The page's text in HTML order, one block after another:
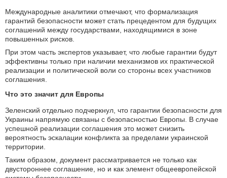
Международные аналитики отмечают, что формализация
гарантий безопасности может стать прецедентом для будущих
соглашений между государствами, находящимися в зоне
повышенных рисков.
При этом часть экспертов указывает, что любые гарантии будут
эффективны только при наличии механизмов их практической
реализации и политической воли со стороны всех участников
соглашения.
Что это значит для Европы
Зеленский отдельно подчеркнул, что гарантии безопасности для
Украины напрямую связаны с безопасностью Европы. В случае
успешной реализации соглашения это может снизить
вероятность эскалации конфликта за пределами украинской
территории.
Таким образом, документ рассматривается не только как
двустороннее соглашение, но и как элемент общеевропейской